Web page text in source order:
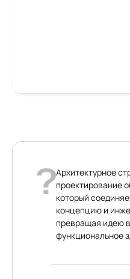
Архитектурное
проектирование
который
концепцию и
превращая идею
функциональное